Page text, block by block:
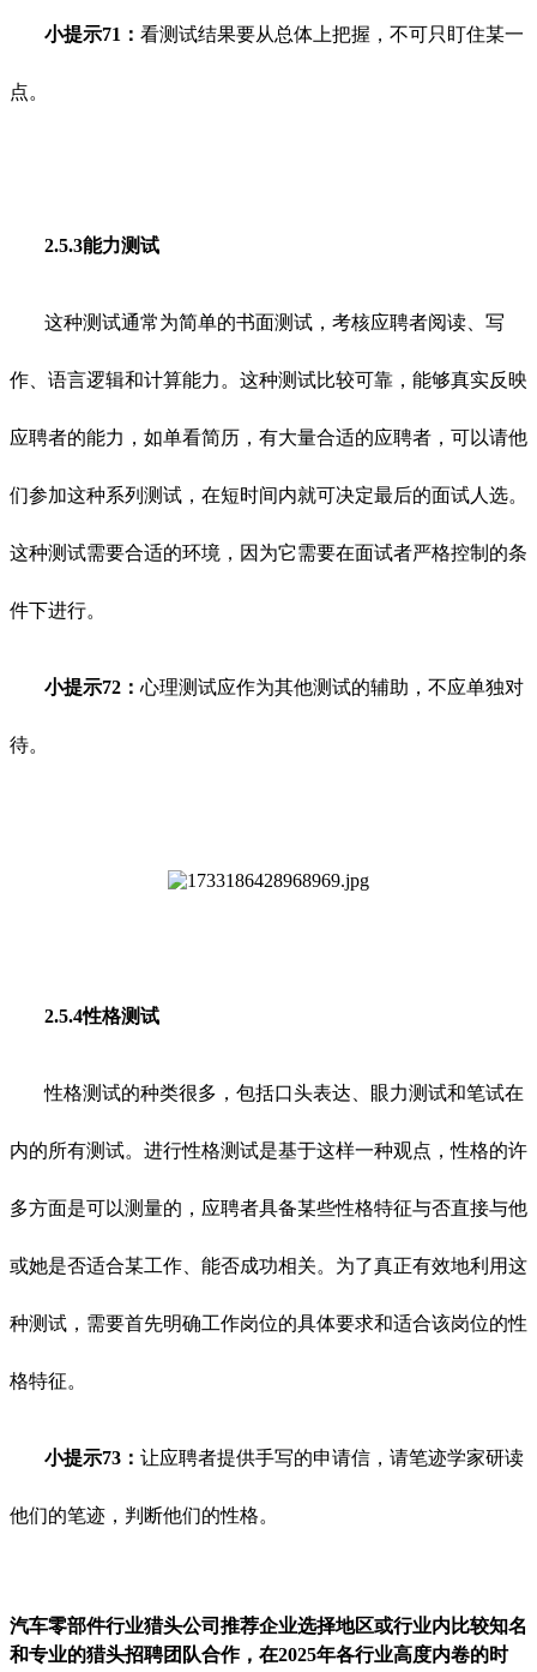
小提示71： 看测试结果要从总体上把握，不可只盯住某一
点。
2.5.3能力测试
这种测试通常为简单的书面测试，考核应聘者阅读、写
作、语言逻辑和计算能力。这种测试比较可靠，能够真实反映
应聘者的能力，如单看简历，有大量合适的应聘者，可以请他
们参加这种系列测试，在短时间内就可决定最后的面试人选。
这种测试需要合适的环境，因为它需要在面试者严格控制的条
件下进行。
小提示72： 心理测试应作为其他测试的辅助，不应单独对
待。
2.5.4性格测试
性格测试的种类很多，包括口头表达、眼力测试和笔试在
内的所有测试。进行性格测试是基于这样一种观点，性格的许
多方面是可以测量的，应聘者具备某些性格特征与否直接与他
或她是否适合某工作、能否成功相关。为了真正有效地利用这
种测试，需要首先明确工作岗位的具体要求和适合该岗位的性
格特征。
小提示73： 让应聘者提供手写的申请信，请笔迹学家研读
他们的笔迹，判断他们的性格。
汽车零部件行业猎头公司推荐企业选择地区或行业内比较知名
和专业的猎头招聘团队合作，在2025年各行业高度内卷的时